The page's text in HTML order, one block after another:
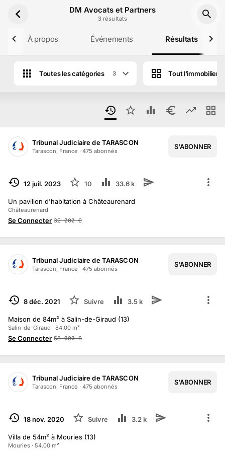
DM Avocats et Partners
3 résultats
À propos Événements Résultats
Toutes les catégories 3 Tout l'immobilier
Tribunal Judiciaire de TARASCON
Tarascon, France · 475 abonnés
S'ABONNER
TERMINÉ12 juil. 2023 10 33.6 k
Un pavillon d'habitation à Châteaurenard
Châteaurenard
Se Connecter 32 000 €
Tribunal Judiciaire de TARASCON
Tarascon, France · 475 abonnés
S'ABONNER
TERMINÉ8 déc. 2021 Suivre 3.5 k
Maison de 84m² à Salin-de-Giraud (13)
Salin-de-Giraud · 84.00 m²
Se Connecter 58 000 €
Tribunal Judiciaire de TARASCON
Tarascon, France · 475 abonnés
S'ABONNER
TERMINÉ18 nov. 2020 Suivre 3.2 k
Villa de 54m² à Mouries (13)
Mouries · 54.00 m²